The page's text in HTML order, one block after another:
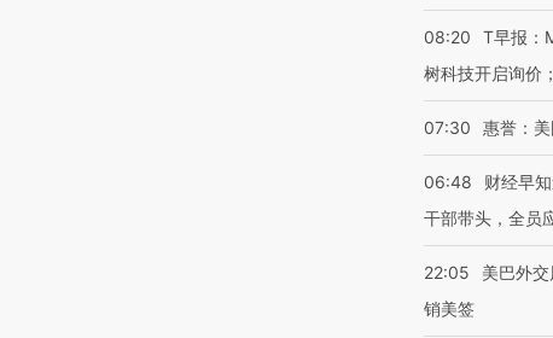
08:20
T早报：
树科技开启询价
07:30 惠誉：
06:48
财经早
干部带头，全员
22:05
美巴外
销美签